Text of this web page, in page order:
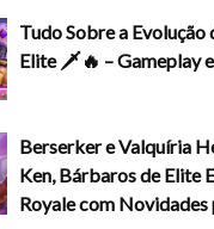
Tudo Sobre a
Elite 🗡️🔥 – Gameplay
Berserker e Valquíria
Ken, Bárbaros de Elite
Royale com